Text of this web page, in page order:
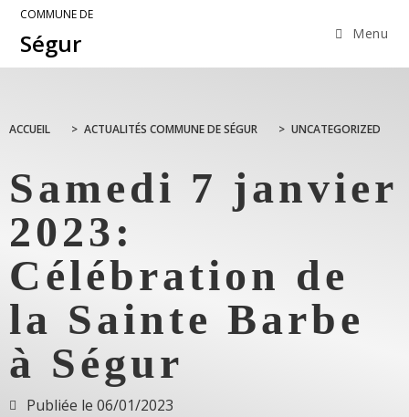
COMMUNE DE
Ségur Menu
ACCUEIL > ACTUALITÉS COMMUNE DE SÉGUR > UNCATEGORIZED
Samedi 7 janvier
2023:
Célébration de
la Sainte Barbe
à Ségur
Publiée le 06/01/2023